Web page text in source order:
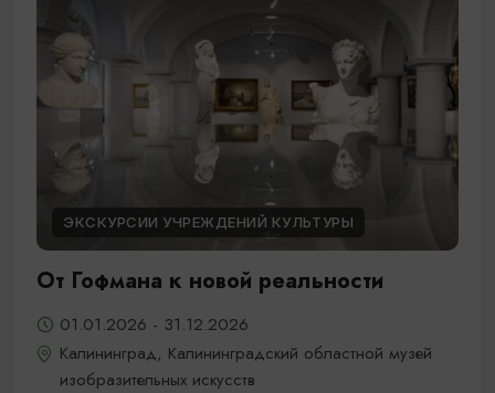
ЭКСКУРСИИ УЧРЕЖДЕНИЙ КУЛЬТУРЫ
От Гофмана к новой реальности
01.01.2026 - 31.12.2026
Калининград, Калининградский областной музей
изобразительных искусств